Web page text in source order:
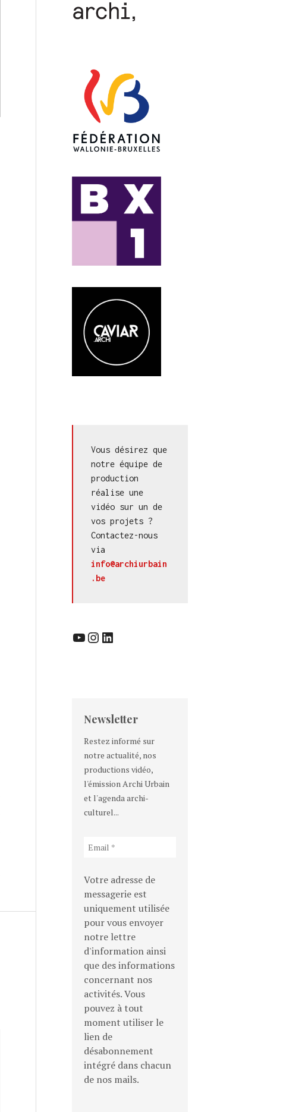
Vous désirez que
notre équipe de
production
réalise une
vidéo sur un de
vos projets ?
Contactez-nous
info@archiurbain
.be
YouTube InstagramLinkedIn
Newsletter
Restez informé sur
notre actualité, nos
productions vidéo,
l'émission Archi Urbain
et l'agenda archi-
culturel...
Votre adresse de
messagerie est
uniquement utilisée
pour vous envoyer
notre lettre
d'information ainsi
que des informations
concernant nos
activités. Vous
pouvez à tout
moment utiliser le
lien de
désabonnement
intégré dans chacun
de nos mails.